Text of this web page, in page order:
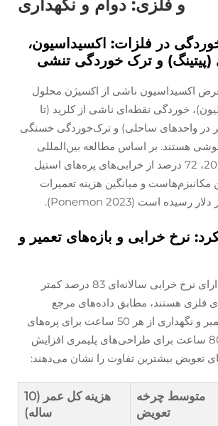
و فلزی: دوام و نگهداری
در فلزات: اکسیداسیون،
و ترک خوردگی تنشی
اکسیداسیون ناشی از اکسیژن محلول
خوردگی نقطه‌ای ناشی از کلرید (تا
لیتر در واحدهای ساحلی) و ترک‌خوردگی خستگی
هستند. بر اساس مطالعه بین‌المللی
NACE در سال 2022، 72 درصد از خرابی‌های پره‌های استیل
و میانگین هزینه تعمیرات
نرخ خرابی و بازه‌های تعمیر و
پره‌های پلاستیکی دارای نرخ خرابی سالانه‌ای 83 درصد کمتر
فلزی هستند، مطابق داده‌های مرجع
صنعتی. بازه‌های تعمیر و نگهداری از هر 50 ساعت برای پره‌های
فلزی به بیش از 800 ساعت برای طراحی‌های پلیمری افزایش
تعویض بیشترین تفاوت را نشان می‌دهند:
متوسط چرخه
تعویض
هزینه کل عمر (10
ساله)